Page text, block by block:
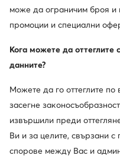
може да ограничим броя и
промоции и специални
Кога можете да оттеглите
данните?
Можете да го оттеглите
засегне
извършили преди
Ви и за целите, свързани с
спорове между Вас и